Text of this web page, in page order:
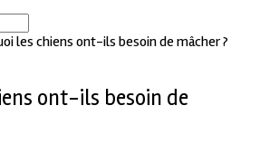
les chiens ont-ils besoin de mâcher ?
ont-ils besoin de